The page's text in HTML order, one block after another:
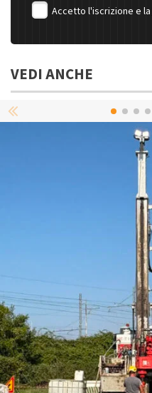
Accetto l'iscrizione e la
VEDI ANCHE